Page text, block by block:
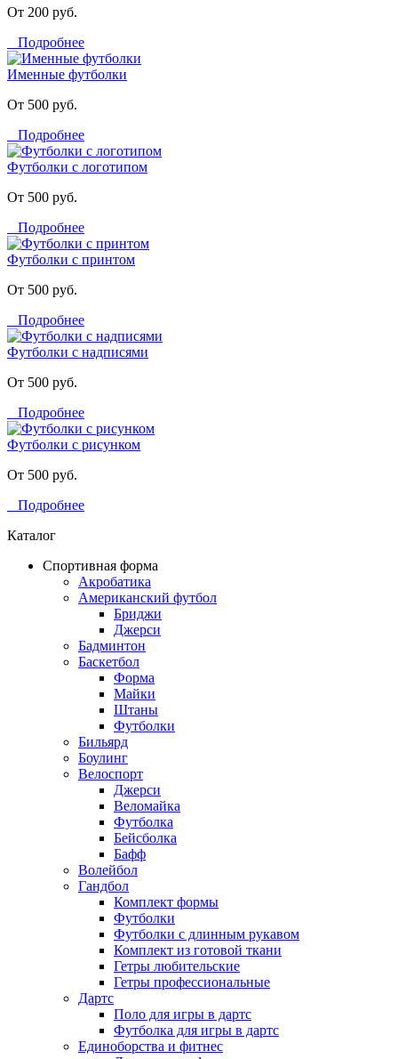
От 200 руб.
Подробнее
Именные футболки
От 500 руб.
Подробнее
Футболки с логотипом
От 500 руб.
Подробнее
Футболки с принтом
От 500 руб.
Подробнее
Футболки с надписями
От 500 руб.
Подробнее
Футболки с рисунком
От 500 руб.
Подробнее
Каталог
Спортивная форма
Акробатика
Американский футбол
Бриджи
Джерси
Бадминтон
Баскетбол
Форма
Майки
Штаны
Футболки
Бильярд
Боулинг
Велоспорт
Джерси
Веломайка
Футболка
Бейсболка
Бафф
Волейбол
Гандбол
Комплект формы
Футболки
Футболки с длинным рукавом
Комплект из готовой ткани
Гетры любительские
Гетры профессиональные
Дартс
Поло для игры в дартс
Футболка для игры в дартс
Единоборства и фитнес